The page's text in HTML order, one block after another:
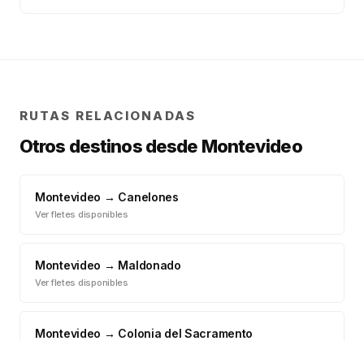
RUTAS RELACIONADAS
Otros destinos desde Montevideo
Montevideo → Canelones
Ver fletes disponibles
Montevideo → Maldonado
Ver fletes disponibles
Montevideo → Colonia del Sacramento